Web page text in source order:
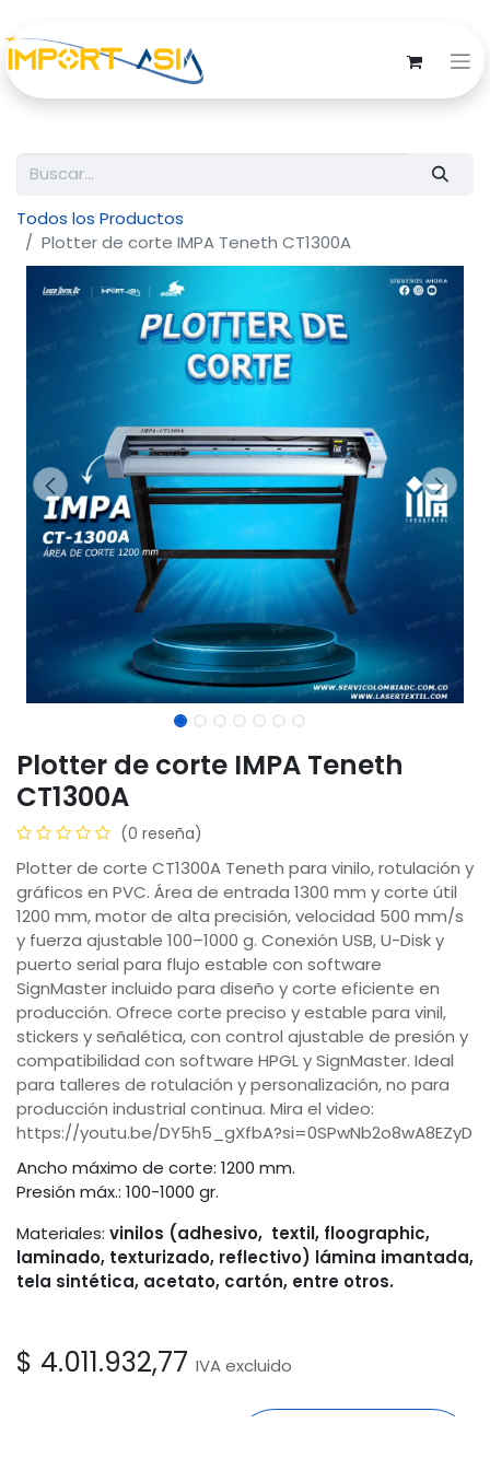
Todos los Productos
Plotter de corte IMPA Teneth CT1300A
Plotter de corte IMPA Teneth
CT1300A
(0 reseña)
Plotter de corte CT1300A Teneth para vinilo, rotulación y
gráficos en PVC. Área de entrada 1300 mm y corte útil
1200 mm, motor de alta precisión, velocidad 500 mm/s
y fuerza ajustable 100–1000 g. Conexión USB, U-Disk y
puerto serial para flujo estable con software
SignMaster incluido para diseño y corte eficiente en
producción. Ofrece corte preciso y estable para vinil,
stickers y señalética, con control ajustable de presión y
compatibilidad con software HPGL y SignMaster. Ideal
para talleres de rotulación y personalización, no para
producción industrial continua. Mira el video:
https://youtu.be/DY5h5_gXfbA?si=0SPwNb2o8wA8EZyD
Ancho máximo de corte: 1200 mm.
Presión máx.: 100-1000 gr.
Materiales: vinilos (adhesivo, textil, floographic,
laminado, texturizado, reflectivo) lámina imantada,
tela sintética, acetato, cartón, entre otros.
$ 4.011.932,77 IVA excluido